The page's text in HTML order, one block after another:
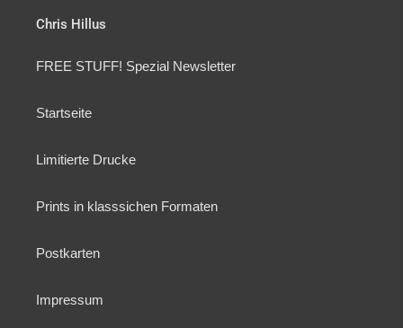
Chris Hillus
FREE STUFF! Spezial Newsletter
Startseite
Limitierte Drucke
Prints in klasssichen Formaten
Postkarten
Impressum